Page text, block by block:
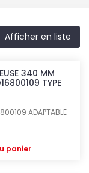
Afficher en liste
340 MM
TYPE
ADAPTABLE
panier